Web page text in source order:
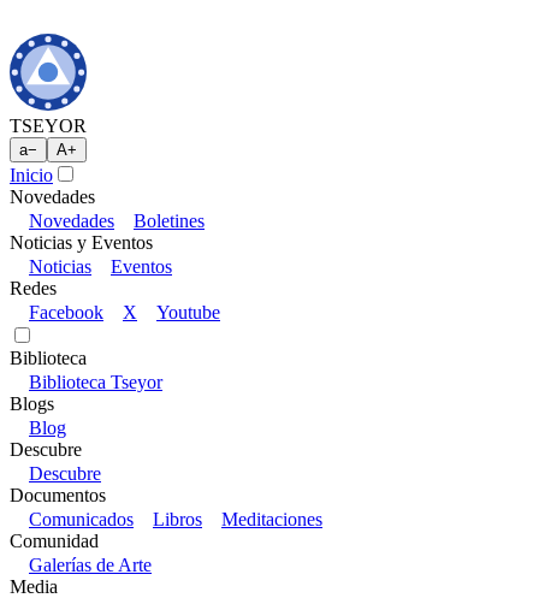
TSEYOR
a− A+
Inicio
Novedades
Novedades
Boletines
Noticias y Eventos
Noticias
Eventos
Redes
Facebook
X Youtube
Biblioteca
Biblioteca Tseyor
Blogs
Blog
Descubre
Descubre
Documentos
Comunicados
Libros
Meditaciones
Comunidad
Galerías de Arte
Media